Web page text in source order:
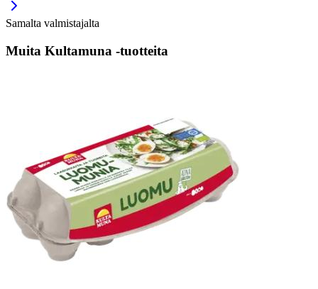
Samalta valmistajalta
Muita Kultamuna -tuotteita